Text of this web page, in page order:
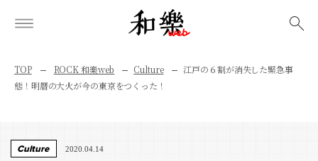
TOP ROCK 和樂web Culture
江戸の６割が消失した緊急事
態！明暦の大火が今の東京をつくった！
Culture 2020.04.14